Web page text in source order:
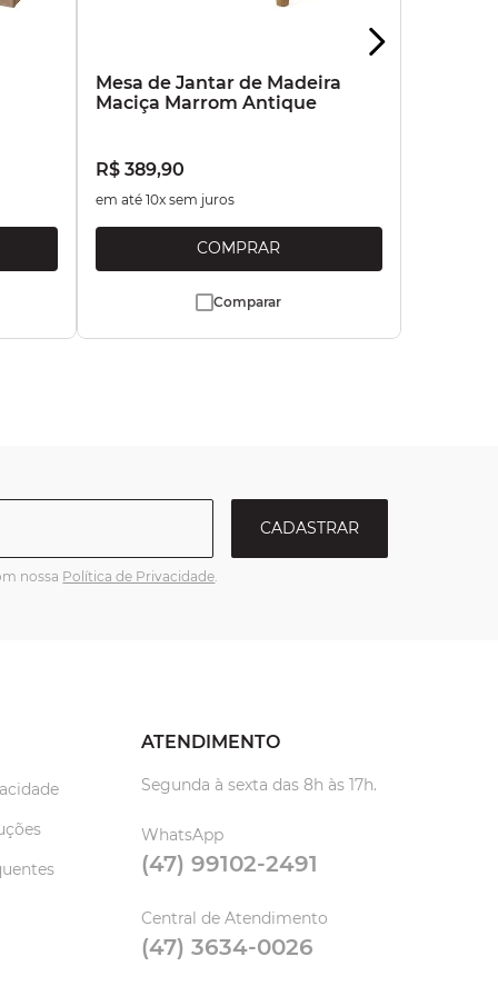
Mesa de Jantar de Madeira
Maciça Marrom Antique
R$ 389,90
em até 10x sem juros
Comparar
CADASTRAR
nossa Política de Privacidade.
ATENDIMENTO
Segunda à sexta das 8h às 17h.
WhatsApp
(47) 99102-2491
Central de Atendimento
(47) 3634-0026